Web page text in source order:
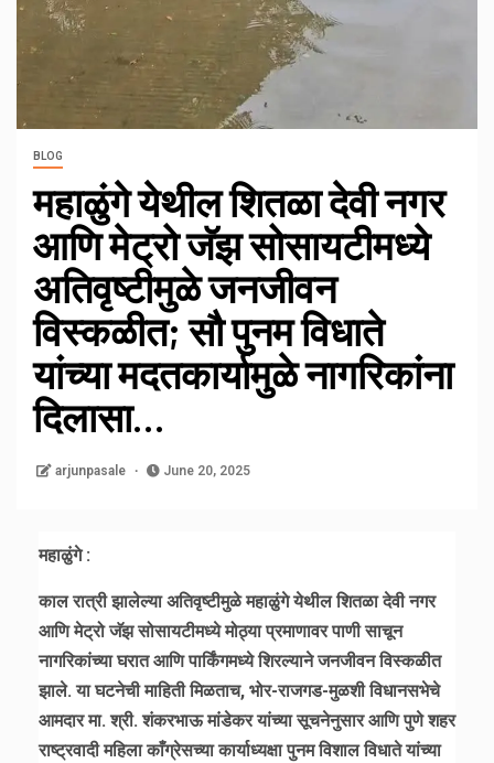
BLOG
महाळुंगे येथील शितळा देवी नगर
आणि मेट्रो जॅझ सोसायटीमध्ये
अतिवृष्टीमुळे जनजीवन
विस्कळीत; सौ पुनम विधाते
यांच्या मदतकार्यामुळे नागरिकांना
दिलासा…
arjunpasale June 20, 2025
महाळुंगे :
काल रात्री झालेल्या अतिवृष्टीमुळे महाळुंगे येथील शितळा देवी नगर
आणि मेट्रो जॅझ सोसायटीमध्ये मोठ्या प्रमाणावर पाणी साचून
नागरिकांच्या घरात आणि पार्किंगमध्ये शिरल्याने जनजीवन विस्कळीत
झाले. या घटनेची माहिती मिळताच, भोर-राजगड-मुळशी विधानसभेचे
आमदार मा. श्री. शंकरभाऊ मांडेकर यांच्या सूचनेनुसार आणि पुणे शहर
राष्ट्रवादी महिला काँग्रेसच्या कार्याध्यक्षा पुनम विशाल विधाते यांच्या